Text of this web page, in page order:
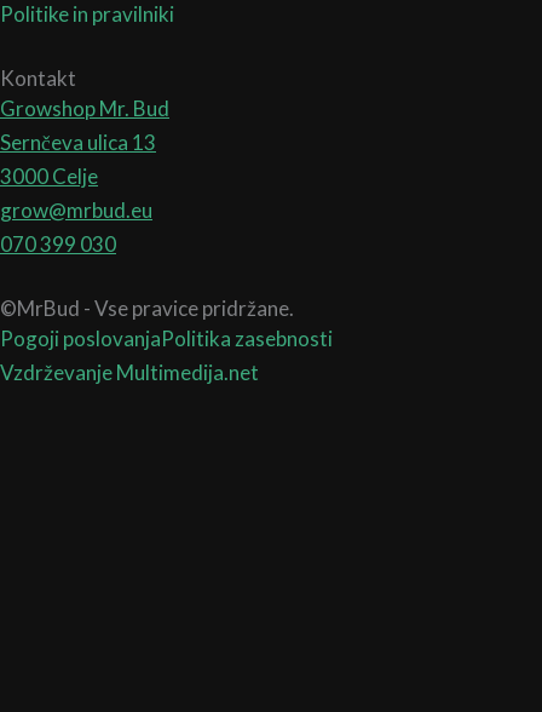
Politike in pravilniki
Kontakt
Growshop Mr. Bud
Sernčeva ulica 13
3000 Celje
grow@mrbud.eu
070 399 030
©MrBud - Vse pravice pridržane.
Pogoji poslovanjaPolitika zasebnosti
Vzdrževanje Multimedija.net